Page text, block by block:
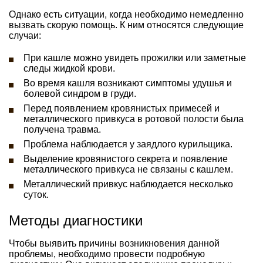
Однако есть ситуации, когда необходимо немедленно
вызвать скорую помощь. К ним относятся следующие
случаи:
При кашле можно увидеть прожилки или заметные
следы жидкой крови.
Во время кашля возникают симптомы удушья и
болевой синдром в груди.
Перед появлением кровянистых примесей и
металлического привкуса в ротовой полости была
получена травма.
Проблема наблюдается у заядлого курильщика.
Выделение кровянистого секрета и появление
металлического привкуса не связаны с кашлем.
Металлический привкус наблюдается несколько
суток.
Методы диагностики
Чтобы выявить причины возникновения данной
проблемы, необходимо провести подробную